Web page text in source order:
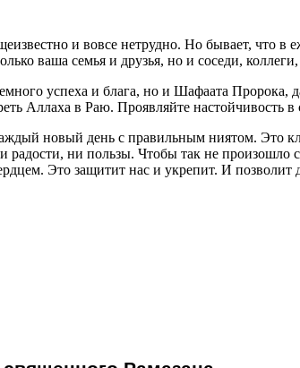
и вовсе нетрудно. Но бывает, что
ваша семья и друзья, но и соседи,
успеха и блага, но и Шафаата
Аллаха в Раю. Проявляйте настойчивость
новый день с правильным ниятом. Это
радости, ни пользы. Чтобы так не
Это защитит нас и укрепит. И позволит